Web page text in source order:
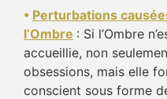
• Perturbations
l’Ombre : Si l’Ombre
accueillie, non
obsessions, mais elle
conscient sous forme